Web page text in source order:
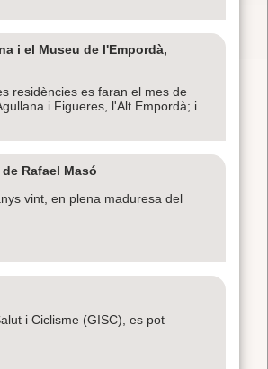
i el Museu de l'Empordà,
residències es faran el mes de
i Figueres, l'Alt Empordà; i
Rafael Masó
vint, en plena maduresa del
i Ciclisme (GISC), es pot